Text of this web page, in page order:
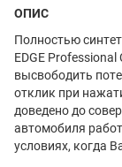
ОПИС
Полностью
EDGE
высвободить
отклик при
доведено до
автомобиля
условиях, когда